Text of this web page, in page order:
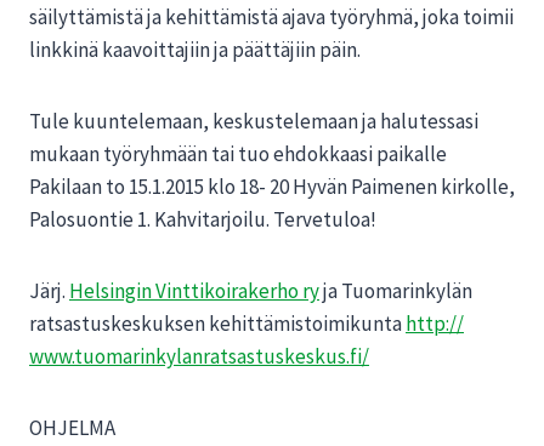
säilyttämistä ja kehittämistä ajava työryhmä, joka toimii
linkkinä kaavoittajiin ja päättäjiin päin.
Tule kuuntelemaan, keskustelemaan ja halutessasi
mukaan työryhmään tai tuo ehdokkaasi paikalle
Pakilaan to 15.1.2015 klo 18- 20 Hyvän Paimenen kirkolle,
Palosuontie 1. Kahvitarjoilu. Tervetuloa!
Järj. Helsingin Vinttikoirakerho ryja Tuomarinkylän
ratsastuskeskuksen kehittämistoimikuntahttp://
www.tuomarinkylanratsastuskeskus.fi/
OHJELMA